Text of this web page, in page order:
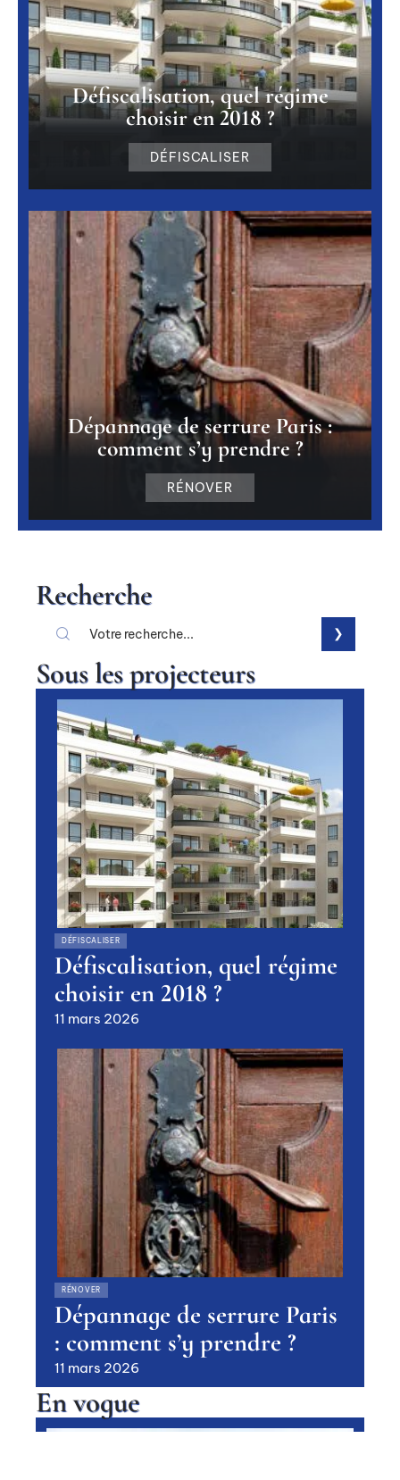
Défiscalisation, quel régime
choisir en 2018 ?
DÉFISCALISER
Dépannage de serrure Paris :
comment s’y prendre ?
RÉNOVER
Recherche
Sous les projecteurs
DÉFISCALISER
Défiscalisation, quel régime
choisir en 2018 ?
11 mars 2026
RÉNOVER
Dépannage de serrure Paris
: comment s’y prendre ?
11 mars 2026
En vogue